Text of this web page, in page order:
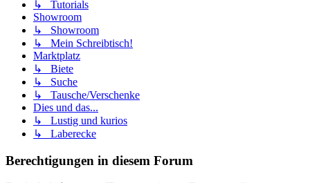
↳ Tutorials
Showroom
↳ Showroom
↳ Mein Schreibtisch!
Marktplatz
↳ Biete
↳ Suche
↳ Tausche/Verschenke
Dies und das...
↳ Lustig und kurios
↳ Laberecke
Berechtigungen in diesem Forum